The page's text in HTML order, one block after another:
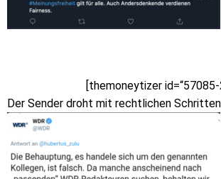
[themoneytizer id=“57085-
Der Sender droht mit rechtlichen